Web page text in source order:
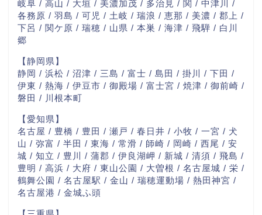
岐阜 / 高山 / 大垣 / 美濃加茂 / 多治見 / 関 / 中津川 /
各務原 / 羽島 / 可児 / 土岐 / 瑞浪 / 恵那 / 美濃 / 郡上 /
下呂 / 関ケ原 / 瑞穂 / 山県 / 本巣 / 海津 / 飛騨 / 白川
郷
【静岡県】
静岡 / 浜松 / 沼津 / 三島 / 富士 / 島田 / 掛川 / 下田 /
伊東 / 熱海 / 伊豆市 / 御殿場 / 富士宮 / 焼津 / 御前崎 /
磐田 / 川根本町
【愛知県】
名古屋 / 豊橋 / 豊田 / 瀬戸 / 春日井 / 小牧 / 一宮 / 犬
山 / 弥富 / 半田 / 東海 / 常滑 / 師崎 / 岡崎 / 西尾 / 安
城 / 知立 / 豊川 / 蒲郡 / 伊良湖岬 / 新城 / 清須 / 飛島 /
豊明 / 高浜 / 大府 / 東山公園 / 大曽根 / 名古屋城 / 栄 /
鶴舞公園 / 名古屋駅 / 金山 / 瑞穂運動場 / 熱田神宮 /
名古屋港 / 金城ふ頭